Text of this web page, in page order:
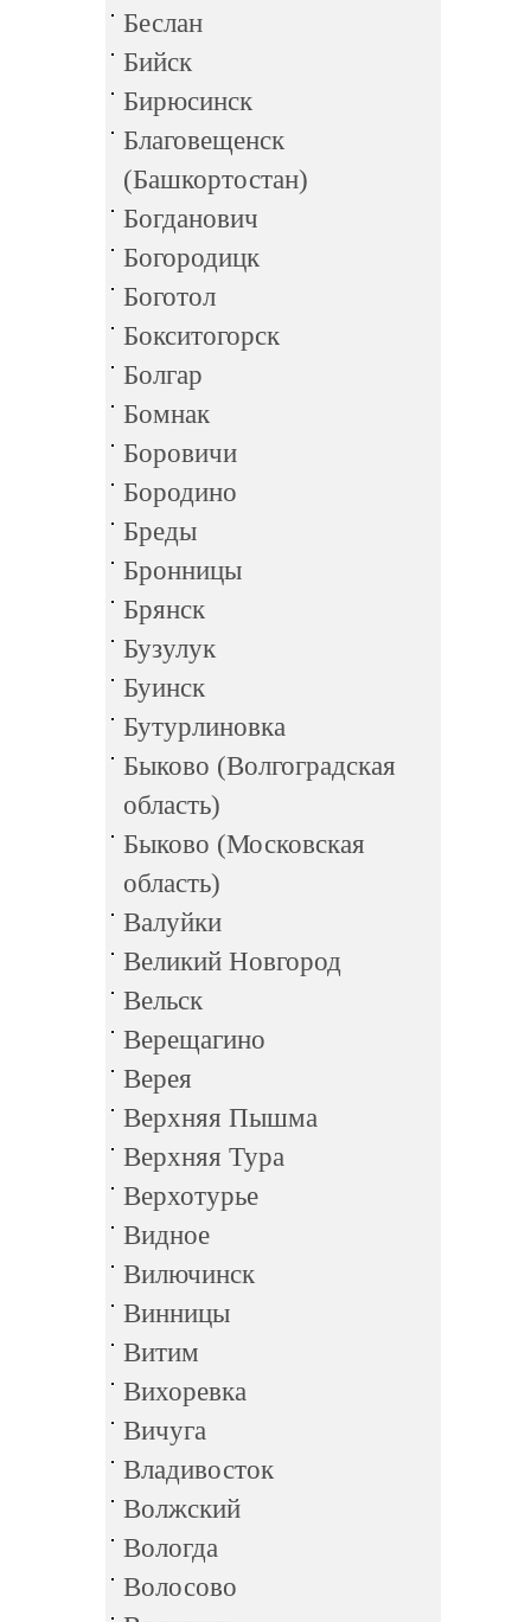
Беслан
Бийск
Бирюсинск
Благовещенск
(Башкортостан)
Богданович
Богородицк
Боготол
Бокситогорск
Болгар
Бомнак
Боровичи
Бородино
Бреды
Бронницы
Брянск
Бузулук
Буинск
Бутурлиновка
Быково (Волгоградская
область)
Быково (Московская
область)
Валуйки
Великий Новгород
Вельск
Верещагино
Верея
Верхняя Пышма
Верхняя Тура
Верхотурье
Видное
Вилючинск
Винницы
Витим
Вихоревка
Вичуга
Владивосток
Волжский
Вологда
Волосово